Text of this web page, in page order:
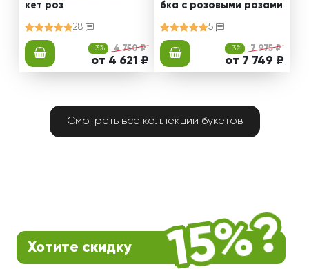
кет роз
28
-3% 4 750 ₽
от 4 621 ₽
бка с розовыми розами
5
-3% 7 975 ₽
от 7 749 ₽
Смотреть все коллекции букетов
Хотите скидку